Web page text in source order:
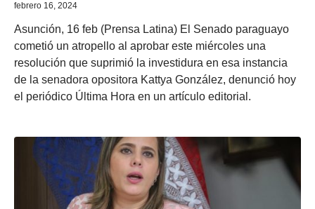
febrero 16, 2024
Asunción, 16 feb (Prensa Latina) El Senado paraguayo
cometió un atropello al aprobar este miércoles una
resolución que suprimió la investidura en esa instancia
de la senadora opositora Kattya González, denunció hoy
el periódico Última Hora en un artículo editorial.